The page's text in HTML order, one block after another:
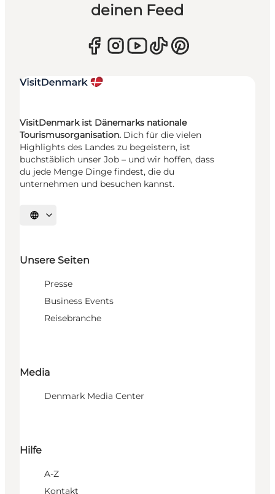
deinen Feed
VisitDenmark ist Dänemarks nationale
Tourismusorganisation. Dich für die vielen
Highlights des Landes zu begeistern, ist
buchstäblich unser Job – und wir hoffen, dass
du jede Menge Dinge findest, die du
unternehmen und besuchen kannst.
Sprache auswählen
Unsere Seiten
Presse
Business Events
Reisebranche
Media
Denmark Media Center
Hilfe
A-Z
Kontakt